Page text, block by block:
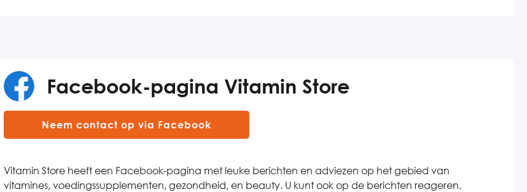
Facebook-pagina Vitamin Store
Neem contact op via Facebook
Vitamin Store heeft een Facebook-pagina met leuke berichten en adviezen op het gebied van
vitamines, voedingssupplementen, gezondheid, en beauty. U kunt ook op de berichten reageren.